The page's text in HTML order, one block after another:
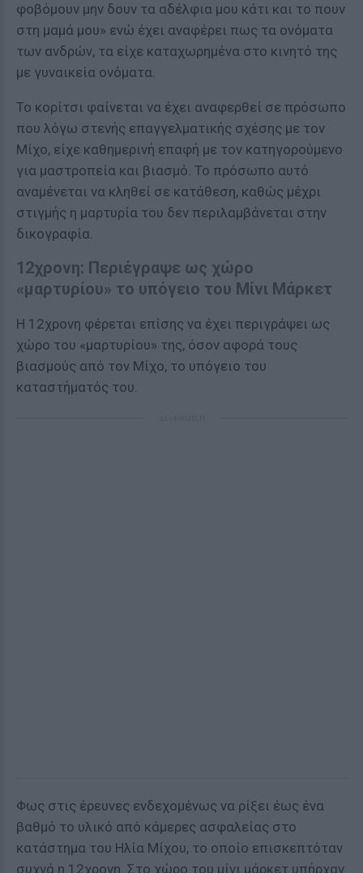
φοβόμουν μην δουν τα αδέλφια μου κάτι και το πουν
στη μαμά μου» ενώ έχει αναφέρει πως τα ονόματα
των ανδρών, τα είχε καταχωρημένα στο κινητό της
με γυναικεία ονόματα.
Το κορίτσι φαίνεται να έχει αναφερθεί σε πρόσωπο
που λόγω στενής επαγγελματικής σχέσης με τον
Μίχο, είχε καθημερινή επαφή με τον κατηγορούμενο
για μαστροπεία και βιασμό. Το πρόσωπο αυτό
αναμένεται να κληθεί σε κατάθεση, καθώς μέχρι
στιγμής η μαρτυρία του δεν περιλαμβάνεται στην
δικογραφία.
12χρονη: Περιέγραψε ως χώρο
«μαρτυρίου» το υπόγειο του Μίνι Μάρκετ
Η 12χρονη φέρεται επίσης να έχει περιγράψει ως
χώρο του «μαρτυρίου» της, όσον αφορά τους
βιασμούς από τον Μίχο, το υπόγειο του
καταστήματός του.
Φως στις έρευνες ενδεχομένως να ρίξει έως ένα
βαθμό το υλικό από κάμερες ασφαλείας στο
κατάστημα του Ηλία Μίχου, το οποίο επισκεπτόταν
συχνά η 12χρονη. Στο χώρο του μίνι μάρκετ υπήρχαν